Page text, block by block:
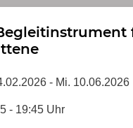
- Mi. 10.06.2026
- 19:45 Uhr